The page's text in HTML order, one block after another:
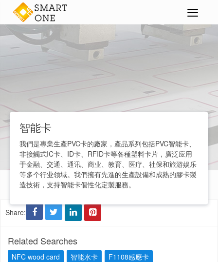
> 智能卡
智能卡
我們是專業生產PVC卡的廠家，產品系列包括PVC智能卡、
非接觸式IC卡、ID卡、RFID卡等各種塑料卡片，廣泛应用
于金融、交通、通讯、商业、教育、医疗、社保和旅游娱乐
等多个行业领域。我們擁有先進的生產設備和成熟的膠卡製
造技術，支持智能卡個性化定製服務。
Share:
Related Searches
NFC wood card 智能水卡 F1108感應卡